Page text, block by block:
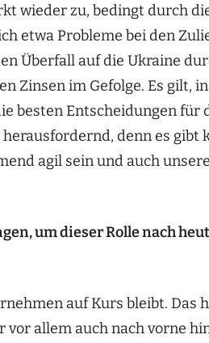
wieder zu, bedingt durch
etwa Probleme bei den
Überfall auf die Ukraine
Zinsen im Gefolge. Es gilt,
besten Entscheidungen für
denn es gibt
agil sein und auch
um dieser Rolle nach
auf Kurs bleibt. Das
vor allem auch nach vorne